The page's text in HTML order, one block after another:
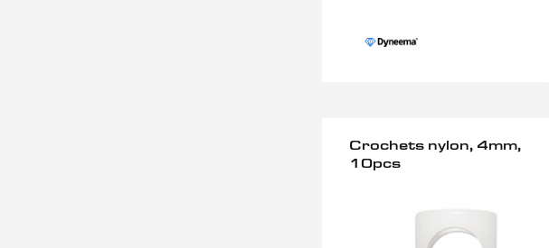
Crochets nylon, 4mm,
10pcs